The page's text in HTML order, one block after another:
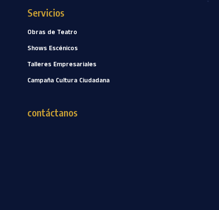
Servicios
Obras de Teatro
Shows Escénicos
Talleres Empresariales
Campaña Cultura Ciudadana
contáctanos